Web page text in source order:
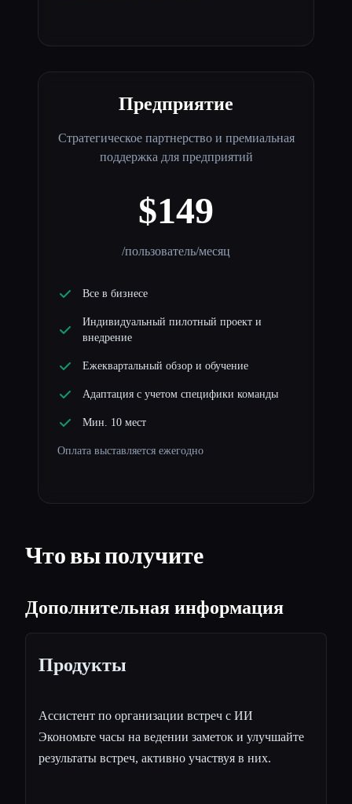
Предприятие
Стратегическое партнерство и премиальная
поддержка для предприятий
$149
/пользователь/месяц
Все в бизнесе
Индивидуальный пилотный проект и
внедрение
Ежеквартальный обзор и обучение
Адаптация с учетом специфики команды
Мин. 10 мест
Оплата выставляется ежегодно
Что вы получите
Дополнительная информация
Продукты
Ассистент по организации встреч с ИИ
Экономьте часы на ведении заметок и улучшайте
результаты встреч, активно участвуя в них.